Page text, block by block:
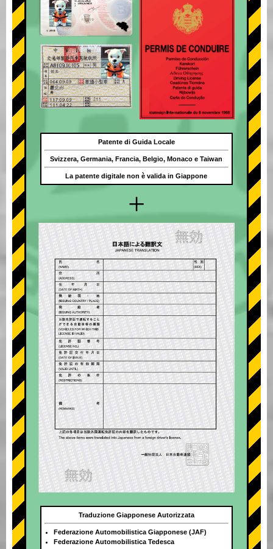
+
Patente di Guida Locale
Svizzera, Germania, Francia, Belgio, Monaco e Taiwan
La patente digitale non è valida in Giappone
Traduzione Giapponese Autorizzata
Federazione Automobilistica Giapponese (JAF)
Federazione Automobilistica Tedesca